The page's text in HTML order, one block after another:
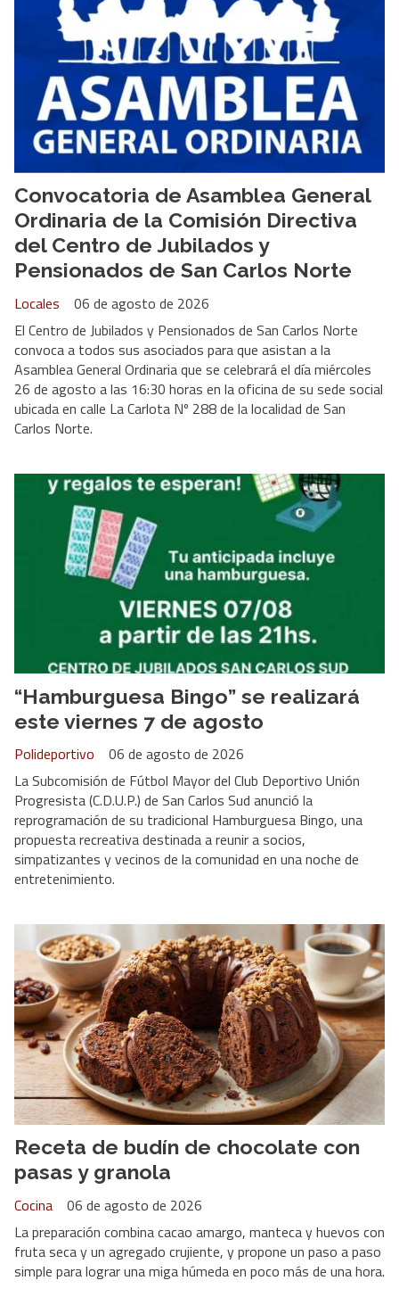
Convocatoria de Asamblea General
Ordinaria de la Comisión Directiva
del Centro de Jubilados y
Pensionados de San Carlos Norte
Locales
06 de agosto de 2026
El Centro de Jubilados y Pensionados de San Carlos Norte
convoca a todos sus asociados para que asistan a la
Asamblea General Ordinaria que se celebrará el día miércoles
26 de agosto a las 16:30 horas en la oficina de su sede social
ubicada en calle La Carlota Nº 288 de la localidad de San
Carlos Norte.
“Hamburguesa Bingo” se realizará
este viernes 7 de agosto
Polideportivo
06 de agosto de 2026
La Subcomisión de Fútbol Mayor del Club Deportivo Unión
Progresista (C.D.U.P.) de San Carlos Sud anunció la
reprogramación de su tradicional Hamburguesa Bingo, una
propuesta recreativa destinada a reunir a socios,
simpatizantes y vecinos de la comunidad en una noche de
entretenimiento.
Receta de budín de chocolate con
pasas y granola
Cocina
06 de agosto de 2026
La preparación combina cacao amargo, manteca y huevos con
fruta seca y un agregado crujiente, y propone un paso a paso
simple para lograr una miga húmeda en poco más de una hora.